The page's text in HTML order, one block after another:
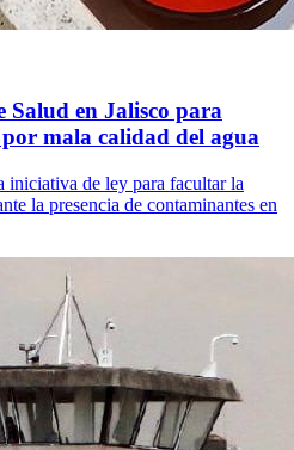
Salud en Jalisco para
mala calidad del agua
iniciativa de ley para facultar la
la presencia de contaminantes en